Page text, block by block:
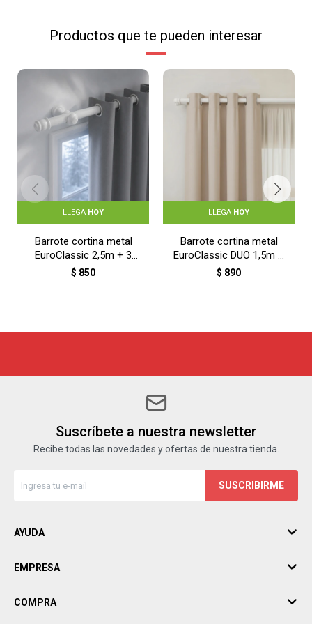
Productos que te pueden interesar
LLEGA HOY
Barrote cortina metal
EuroClassic 2,5m + 3
soportes - BLANCO
$ 850
LLEGA HOY
Barrote cortina metal
EuroClassic DUO 1,5m +
2 soportes - BLANCO
$ 890
Suscríbete a nuestra newsletter
Recibe todas las novedades y ofertas de nuestra tienda.
SUSCRIBIRME
AYUDA
EMPRESA
COMPRA